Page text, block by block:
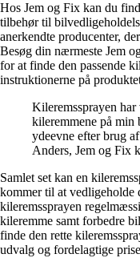
Hos Jem og Fix kan du
tilbehør til
anerkendte producenter,
Besøg din nærmeste Jem
for at finde den passende
instruktionerne på
Kileremssprayen
kileremmene på
ydeevne efter brug
Anders, Jem og Fix
Samlet set kan en
kommer til at vedligeholde
kileremssprayen
kileremme samt forbedre
finde den rette
udvalg og fordelagtige